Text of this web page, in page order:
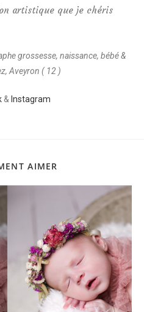
artistique que je chéris
grossesse, naissance, bébé &
Aveyron ( 12 )
& Instagram
AIMER